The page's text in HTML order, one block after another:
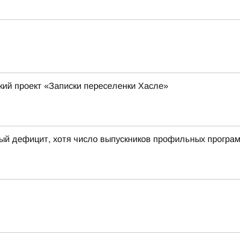
проект «Записки переселенки Хасле»
дефицит, хотя число выпускников профильных